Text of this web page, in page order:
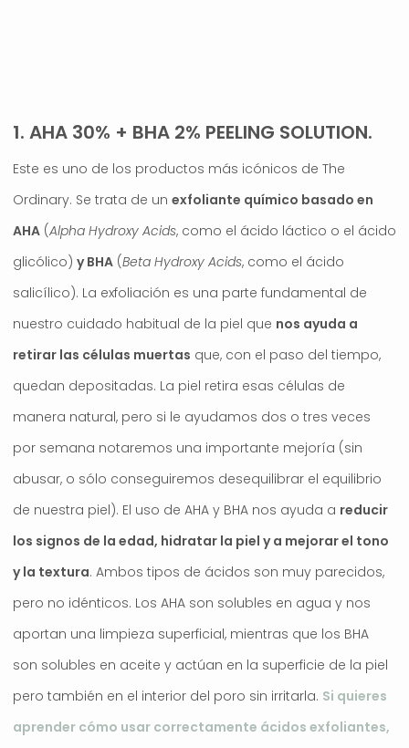
1. AHA 30% + BHA 2% PEELING SOLUTION.
Este es uno de los productos más icónicos de The
Ordinary. Se trata de un exfoliante químico basado en
AHA (Alpha Hydroxy Acids, como el ácido láctico o el ácido
glicólico) y BHA (Beta Hydroxy Acids, como el ácido
salicílico). La exfoliación es una parte fundamental de
nuestro cuidado habitual de la piel que nos ayuda a
retirar las células muertas que, con el paso del tiempo,
quedan depositadas. La piel retira esas células de
manera natural, pero si le ayudamos dos o tres veces
por semana notaremos una importante mejoría (sin
abusar, o sólo conseguiremos desequilibrar el equilibrio
de nuestra piel). El uso de AHA y BHA nos ayuda a reducir
los signos de la edad, hidratar la piel y a mejorar el tono
y la textura. Ambos tipos de ácidos son muy parecidos,
pero no idénticos. Los AHA son solubles en agua y nos
aportan una limpieza superficial, mientras que los BHA
son solubles en aceite y actúan en la superficie de la piel
pero también en el interior del poro sin irritarla. Si quieres
aprender cómo usar correctamente ácidos exfoliantes,